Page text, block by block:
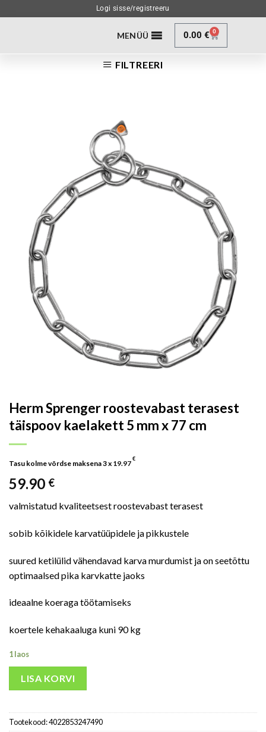
Logi sisse/registreeru
MENÜÜ 0.00€ 0
FILTREERI
Herm Sprenger roostevabast terasest
täispoov kaelakett 5 mm x 77 cm
Tasu kolme võrdse maksena 3 x 19.97
€
59.90 €
valmistatud kvaliteetsest roostevabast terasest
sobib kõikidele karvatüüpidele ja pikkustele
suured ketilülid vähendavad karva murdumist ja on seetõttu
optimaalsed pika karvkatte jaoks
ideaalne koeraga töötamiseks
koertele kehakaaluga kuni 90 kg
1 laos
LISA KORVI
Tootekood:4022853247490